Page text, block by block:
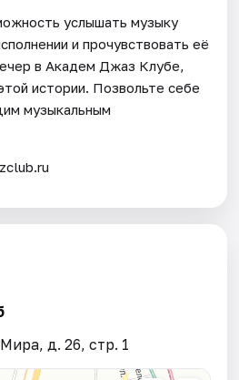
услышать музыку
и прочувствовать её
в Академ Джаз Клубе,
истории. Позвольте себе
музыкальным
д. 26, стр. 1